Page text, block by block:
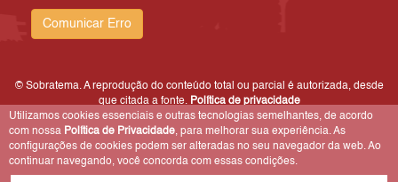
Comunicar Erro
© Sobratema. A reprodução do conteúdo total ou parcial é autorizada, desde
que citada a fonte. Política de privacidade
Utilizamos cookies essenciais e outras tecnologias semelhantes, de acordo
com nossa Política de Privacidade, para melhorar sua experiência. As
configurações de cookies podem ser alteradas no seu navegador da web. Ao
continuar navegando, você concorda com essas condições.